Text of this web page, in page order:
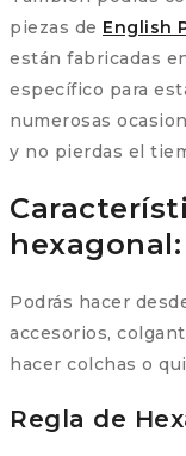
piezas de English
están fabricadas
específico para
numerosas
y no pierdas el
hexagonal:
Podrás hacer
accesorios,
hacer colchas o
Regla de